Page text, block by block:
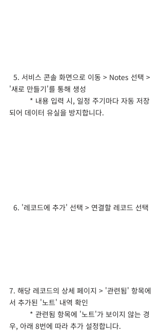
'새로 만들기'를 통해 생성
되어 데이터 유실을 방지합니다.
  6. '레코드에 추가' 선택 > 연결할 레코드 선택
7. 해당 레코드의 상세 페이지 > '관련됨' 항목에
서 추가된 '노트' 내역 확인
우, 아래 8번에 따라 추가 설정합니다.